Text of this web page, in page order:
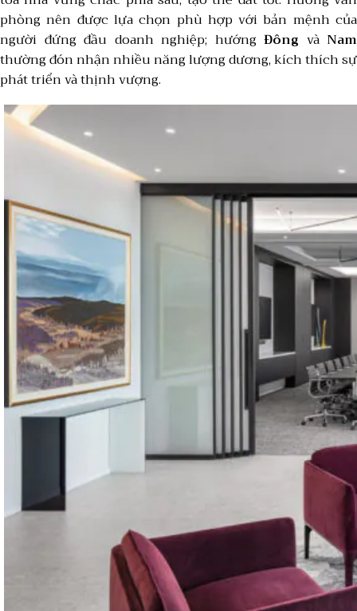
phòng nên được lựa chọn phù hợp với bản mệnh của
người đứng đầu doanh nghiệp; hướng Đông và Nam
thường đón nhận nhiều năng lượng dương, kích thích sự
phát triển và thịnh vượng.